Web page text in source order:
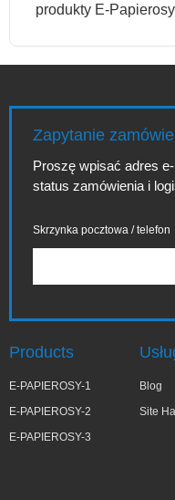
produkty E-
Zapytanie
Proszę wpisać adres
status zamówienia i
Skrzynka pocztowa / telefon
Products
E-PAPIEROSY-1
E-PAPIEROSY-2
E-PAPIEROSY-3
Blog
Site